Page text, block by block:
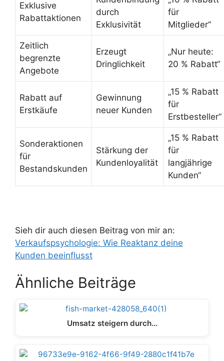
Exklusive
Rabattaktionen
durch
Exklusivität
für
Mitglieder“
Zeitlich
begrenzte
Angebote
Erzeugt
Dringlichkeit
„Nur heute:
20 % Rabatt“
Rabatt auf
Erstkäufe
Gewinnung
neuer Kunden
„15 % Rabatt
für
Erstbesteller“
Sonderaktionen
für
Bestandskunden
Stärkung der
Kundenloyalität
„15 % Rabatt
für
langjährige
Kunden“
Sieh dir auch diesen Beitrag von mir an:
Verkaufspsychologie: Wie Reaktanz deine
Kunden beeinflusst
Ähnliche Beiträge
Umsatz steigern durch…